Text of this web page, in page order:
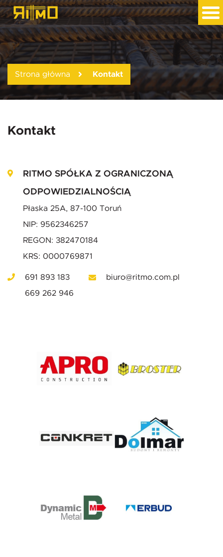
Strona główna Kontakt
Kontakt
RITMO SPÓŁKA Z OGRANICZONĄ
ODPOWIEDZIALNOŚCIĄ
Płaska 25A, 87-100 Toruń
NIP: 9562346257
REGON: 382470184
KRS: 0000769871
691 893 183
669 262 946
biuro@ritmo.com.pl